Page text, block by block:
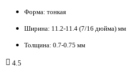
Форма: тонкая
Ширина: 11.2-11.4 (7/16 дюйма) мм
Толщина: 0.7-0.75 мм
4.5